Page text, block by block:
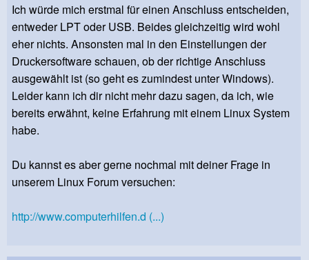
Ich würde mich erstmal für einen Anschluss entscheiden,
entweder LPT oder USB. Beides gleichzeitig wird wohl
eher nichts. Ansonsten mal in den Einstellungen der
Druckersoftware schauen, ob der richtige Anschluss
ausgewählt ist (so geht es zumindest unter Windows).
Leider kann ich dir nicht mehr dazu sagen, da ich, wie
bereits erwähnt, keine Erfahrung mit einem Linux System
habe.
Du kannst es aber gerne nochmal mit deiner Frage in
unserem Linux Forum versuchen:
http://www.computerhilfen.d (...)